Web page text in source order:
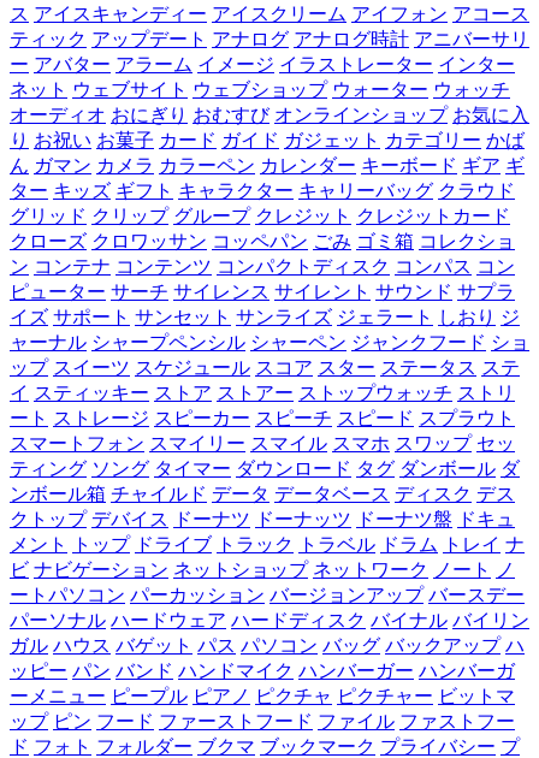
ス アイスキャンディー アイスクリーム アイフォン アコース
ティック アップデート アナログ アナログ時計 アニバーサリ
ー アバター アラーム イメージ イラストレーター インター
ネット ウェブサイト ウェブショップ ウォーター ウォッチ
オーディオ おにぎり おむすび オンラインショップ お気に入
り お祝い お菓子 カード ガイド ガジェット カテゴリー かば
ん ガマン カメラ カラーペン カレンダー キーボード ギア ギ
ター キッズ ギフト キャラクター キャリーバッグ クラウド
グリッド クリップ グループ クレジット クレジットカード
クローズ クロワッサン コッペパン ごみ ゴミ箱 コレクショ
ン コンテナ コンテンツ コンパクトディスク コンパス コン
ピューター サーチ サイレンス サイレント サウンド サプラ
イズ サポート サンセット サンライズ ジェラート しおり ジ
ャーナル シャープペンシル シャーペン ジャンクフード ショ
ップ スイーツ スケジュール スコア スター ステータス ステ
イ スティッキー ストア ストアー ストップウォッチ ストリ
ート ストレージ スピーカー スピーチ スピード スプラウト
スマートフォン スマイリー スマイル スマホ スワップ セッ
ティング ソング タイマー ダウンロード タグ ダンボール ダ
ンボール箱 チャイルド データ データベース ディスク デス
クトップ デバイス ドーナツ ドーナッツ ドーナツ盤 ドキュ
メント
トップ ドライブ トラック トラベル ドラム トレイ ナ
ビ ナビゲーション ネットショップ ネットワーク ノート
ノ
ートパソコン パーカッション バージョンアップ バースデー
パーソナル ハードウェア ハードディスク バイナル バイリン
ガル ハウス バゲット パス パソコン バッグ バックアップ ハ
ッピー パン バンド ハンドマイク ハンバーガー ハンバーガ
ーメニュー ピープル ピアノ ピクチャ ピクチャー ビットマ
ップ ピン フード ファーストフード ファイル ファストフー
ド フォト フォルダー ブクマ ブックマーク プライバシー プ